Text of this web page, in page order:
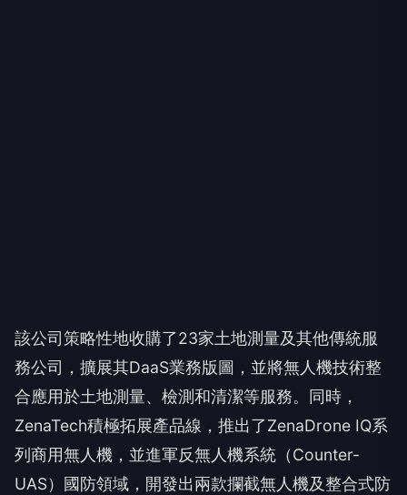
該公司策略性地收購了23家土地測量及其他傳統服
務公司，擴展其DaaS業務版圖，並將無人機技術整
合應用於土地測量、檢測和清潔等服務。同時，
ZenaTech積極拓展產品線，推出了ZenaDrone IQ系
列商用無人機，並進軍反無人機系統（Counter-
UAS）國防領域，開發出兩款攔截無人機及整合式防